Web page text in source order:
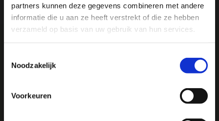
partners kunnen deze gegevens combineren met andere
informatie die u aan ze heeft verstrekt of die ze hebben
verzameld op basis van uw gebruik van hun services.
Noodzakelijk
Voorkeuren
DelenOntvang direct 5% kortingop je volgende aankoop en
profiteer maandelijks van hoge kortingen door je te
abonneren op onze leuke nieuwsbrief! 😀